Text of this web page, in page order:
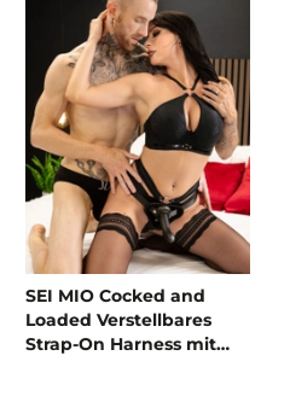
SEI MIO Cocked and
Loaded Verstellbares
Strap-On Harness mit